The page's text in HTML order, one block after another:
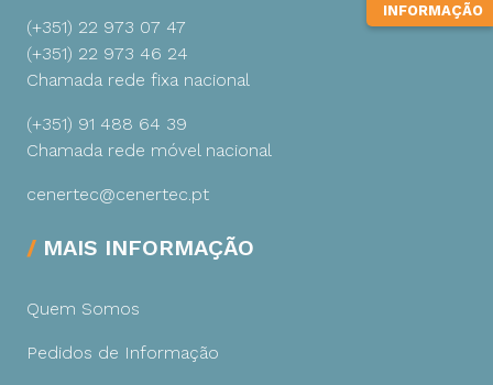
INFORMAÇÃO
(+351) 22 973 07 47
(+351) 22 973 46 24
Chamada rede fixa nacional
(+351) 91 488 64 39
Chamada rede móvel nacional
cenertec@cenertec.pt
MAIS INFORMAÇÃO
Quem Somos
Pedidos de Informação